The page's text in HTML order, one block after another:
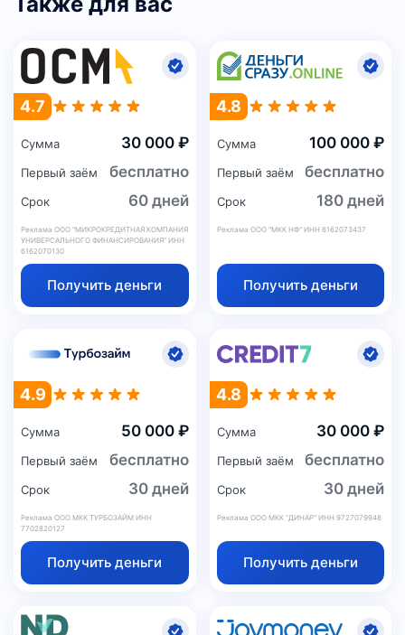
4.7
Сумма 30 000 ₽
Первый заём бесплатно
Срок 60 дней
Реклама ООО "МИКРОКРЕДИТНАЯ КОМПАНИЯ
УНИВЕРСАЛЬНОГО ФИНАНСИРОВАНИЯ" ИНН
6162070130
Получить деньги
4.8
Сумма 100 000 ₽
Первый заём бесплатно
Срок 180 дней
Реклама ООО "МКК НФ" ИНН 6162073437
Получить деньги
4.9
Сумма 50 000 ₽
Первый заём бесплатно
Срок 30 дней
Реклама ООО МКК ТУРБОЗАЙМ ИНН
7702820127
Получить деньги
4.8
Сумма 30 000 ₽
Первый заём бесплатно
Срок 30 дней
Реклама ООО МКК "ДИНАР" ИНН 9727079948
Получить деньги